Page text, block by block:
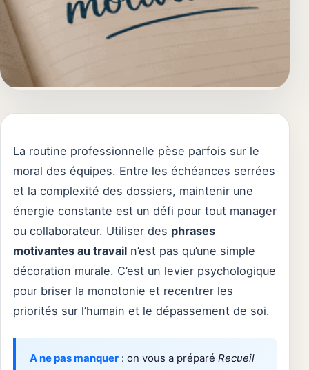
La routine professionnelle pèse parfois sur le
moral des équipes. Entre les échéances serrées
et la complexité des dossiers, maintenir une
énergie constante est un défi pour tout manager
ou collaborateur. Utiliser des phrases
motivantes au travail n’est pas qu’une simple
décoration murale. C’est un levier psychologique
pour briser la monotonie et recentrer les
priorités sur l’humain et le dépassement de soi.
A ne pas manquer : on vous a préparé Recueil